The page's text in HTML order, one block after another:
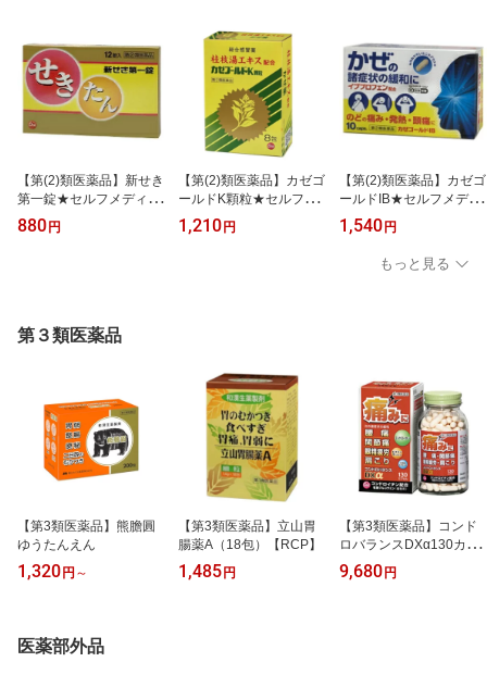
【第(2)類医薬品】新せき
第一錠★セルフメディケ
ーション税制対象商品
880円
【第(2)類医薬品】カゼゴ
ールドK顆粒★セルフメ
ディケーション税制対象
商品
1,210円
【第(2)類医薬品】カゼゴ
ールドIB★セルフメディ
ケーション税制対象商品
1,540円
もっと見る
第３類医薬品
【第3類医薬品】熊膽圓
ゆうたんえん
1,320円 ～
【第3類医薬品】立山胃
腸薬A（18包）【RCP】
1,485円
【第3類医薬品】コンド
ロバランスDXα130カプ
セル【送料無料】
9,680円
医薬部外品